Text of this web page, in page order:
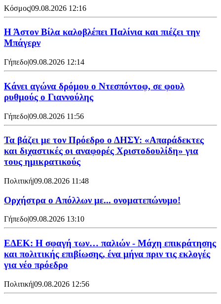
Κόσμος|09.08.2026 12:16
Η Άστον Βίλα καλοβλέπει Παλίνια και πιέζει την
Μπάγερν
Γήπεδο|09.08.2026 12:14
Kάνει αγώνα δρόμου ο Ντεσπόντοφ, σε φουλ
ρυθμούς ο Γιαννούλης
Γήπεδο|09.08.2026 11:56
Τα βάζει με τον Πρόεδρο ο ΔΗΣΥ: «Απαράδεκτες
και διχαστικές οι αναφορές Χριστοδουλίδη» για
τους ημικρατικούς
Πολιτική|09.08.2026 11:48
Ορχήστρα o Aπόλλων με... ονοματεπώνυμο!
Γήπεδο|09.08.2026 13:10
ΕΔΕΚ: Η σφαγή των… παλιών - Μάχη επικράτησης
και πολιτικής επιβίωσης, ένα μήνα πριν τις εκλογές
για νέο πρόεδρο
Πολιτική|09.08.2026 12:56